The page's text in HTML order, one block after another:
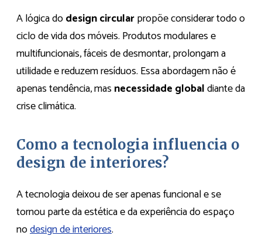
A lógica dodesign circularpropõe considerar todo o
ciclo de vida dos móveis. Produtos modulares e
multifuncionais, fáceis de desmontar, prolongam a
utilidade e reduzem resíduos. Essa abordagem não é
apenas tendência, mas necessidade globaldiante da
crise climática.
Como a tecnologia influencia o
design de interiores?
A tecnologia deixou de ser apenas funcional e se
tornou parte da estética e da experiência do espaço
nodesign de interiores.